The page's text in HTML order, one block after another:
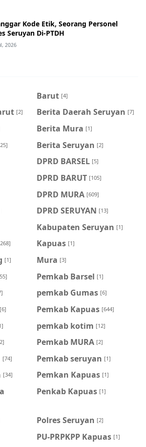
Kode Etik, Seorang Personel
Seruyan Di-PTDH
2026
Barut [4]
[2] Berita Daerah Seruyan [7]
Berita Mura [1]
Berita Seruyan [2]
DPRD BARSEL [5]
DPRD BARUT [105]
DPRD MURA [609]
DPRD SERUYAN [13]
Kabupaten Seruyan [1]
Kapuas [1]
[1] Mura [3]
Pemkab Barsel [1]
pemkab Gumas [6]
[6] Pemkab Kapuas [644]
pemkab kotim [12]
Pemkab MURA [2]
[74] Pemkab seruyan [1]
[34] Pemkan Kapuas [1]
Penkab Kapuas [1]
Polres Seruyan [2]
PU-PRPKPP Kapuas [1]